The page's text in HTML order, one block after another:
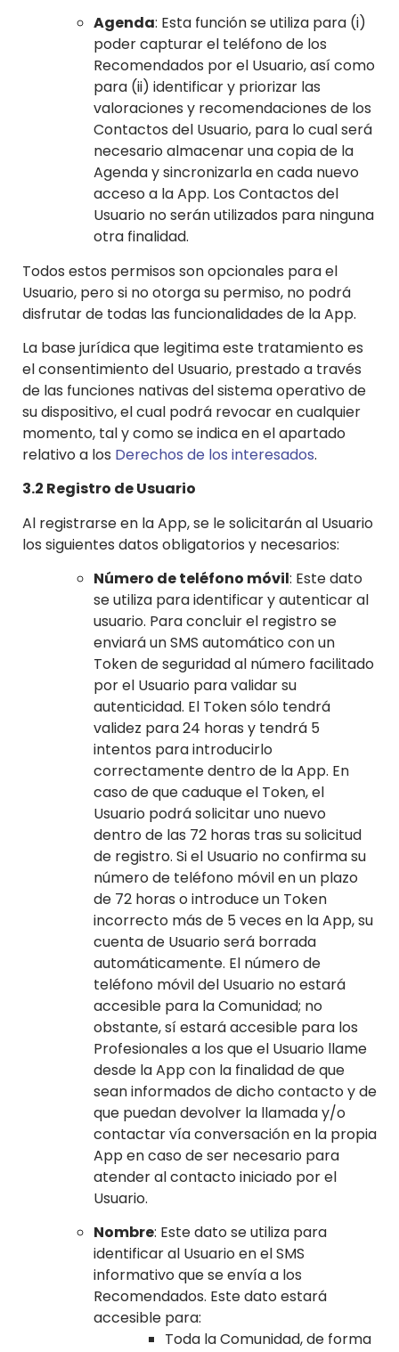
Agenda: Esta función se utiliza para (i)
poder capturar el teléfono de los
Recomendados por el Usuario, así como
para (ii) identificar y priorizar las
valoraciones y recomendaciones de los
Contactos del Usuario, para lo cual será
necesario almacenar una copia de la
Agenda y sincronizarla en cada nuevo
acceso a la App. Los Contactos del
Usuario no serán utilizados para ninguna
otra finalidad.
Todos estos permisos son opcionales para el
Usuario, pero si no otorga su permiso, no podrá
disfrutar de todas las funcionalidades de la App.
La base jurídica que legitima este tratamiento es
el consentimiento del Usuario, prestado a través
de las funciones nativas del sistema operativo de
su dispositivo, el cual podrá revocar en cualquier
momento, tal y como se indica en el apartado
relativo a los Derechos de los interesados.
3.2 Registro de Usuario
Al registrarse en la App, se le solicitarán al Usuario
los siguientes datos obligatorios y necesarios:
Número de teléfono móvil: Este dato
se utiliza para identificar y autenticar al
usuario. Para concluir el registro se
enviará un SMS automático con un
Token de seguridad al número facilitado
por el Usuario para validar su
autenticidad. El Token sólo tendrá
validez para 24 horas y tendrá 5
intentos para introducirlo
correctamente dentro de la App. En
caso de que caduque el Token, el
Usuario podrá solicitar uno nuevo
dentro de las 72 horas tras su solicitud
de registro. Si el Usuario no confirma su
número de teléfono móvil en un plazo
de 72 horas o introduce un Token
incorrecto más de 5 veces en la App, su
cuenta de Usuario será borrada
automáticamente. El número de
teléfono móvil del Usuario no estará
accesible para la Comunidad; no
obstante, sí estará accesible para los
Profesionales a los que el Usuario llame
desde la App con la finalidad de que
sean informados de dicho contacto y de
que puedan devolver la llamada y/o
contactar vía conversación en la propia
App en caso de ser necesario para
atender al contacto iniciado por el
Usuario.
Nombre: Este dato se utiliza para
identificar al Usuario en el SMS
informativo que se envía a los
Recomendados. Este dato estará
accesible para:
Toda la Comunidad, de forma